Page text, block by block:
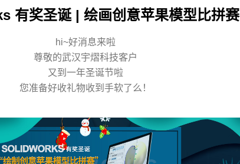
有奖圣诞 | 绘画创意苹果模型比拼赛
hi~好消息来啦
尊敬的武汉宇熠科技客户
又到一年圣诞节啦
您准备好收礼物收到手软了么！